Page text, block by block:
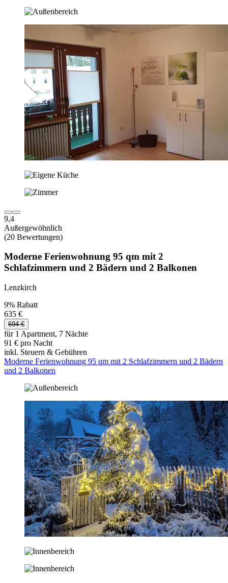
9,4
Außergewöhnlich
(20 Bewertungen)
Moderne Ferienwohnung 95 qm mit 2
Schlafzimmern und 2 Bädern und 2 Balkonen
Lenzkirch
9% Rabatt
635 €
694 €
für 1 Apartment, 7 Nächte
91 € pro Nacht
inkl. Steuern & Gebühren
Moderne Ferienwohnung 95 qm mit 2 Schlafzimmern und 2 Bädern
und 2 Balkonen